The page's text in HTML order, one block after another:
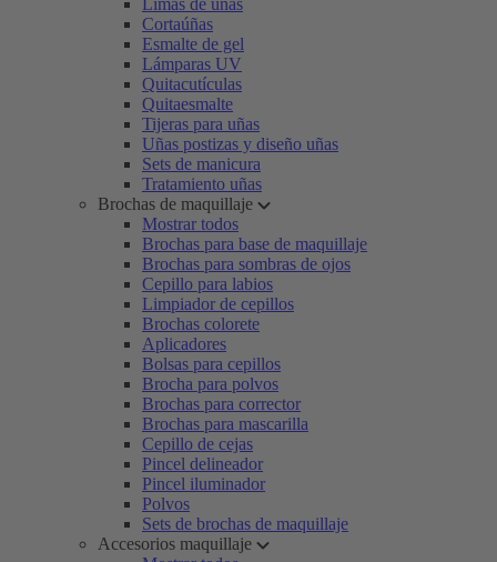
Limas de uñas
Cortaúñas
Esmalte de gel
Lámparas UV
Quitacutículas
Quitaesmalte
Tijeras para uñas
Uñas postizas y diseño uñas
Sets de manicura
Tratamiento uñas
Brochas de maquillaje
Mostrar todos
Brochas para base de maquillaje
Brochas para sombras de ojos
Cepillo para labios
Limpiador de cepillos
Brochas colorete
Aplicadores
Bolsas para cepillos
Brocha para polvos
Brochas para corrector
Brochas para mascarilla
Cepillo de cejas
Pincel delineador
Pincel iluminador
Polvos
Sets de brochas de maquillaje
Accesorios maquillaje